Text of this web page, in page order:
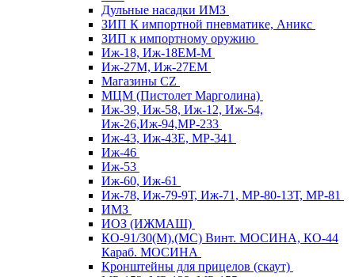
Дульные насадки ИМЗ
ЗИП К импортной пневматике, Аникс
ЗИП к импортному оружию
Иж-18, Иж-18ЕМ-М
Иж-27М, Иж-27ЕМ
Магазины CZ
МЦМ (Пистолет Марголина)
Иж-39, Иж-58, Иж-12, Иж-54,
Иж-26,Иж-94,МР-233
Иж-43, Иж-43Е, МР-341
Иж-46
Иж-53
Иж-60, Иж-61
Иж-78, Иж-79-9Т, Иж-71, МР-80-13Т, МР-81
ИМЗ
ИОЗ (ИЖМАШ)
КО-91/30(М),(МС) Винт. МОСИНА, КО-44
Караб. МОСИНА
Кронштейны для прицелов (скаут)